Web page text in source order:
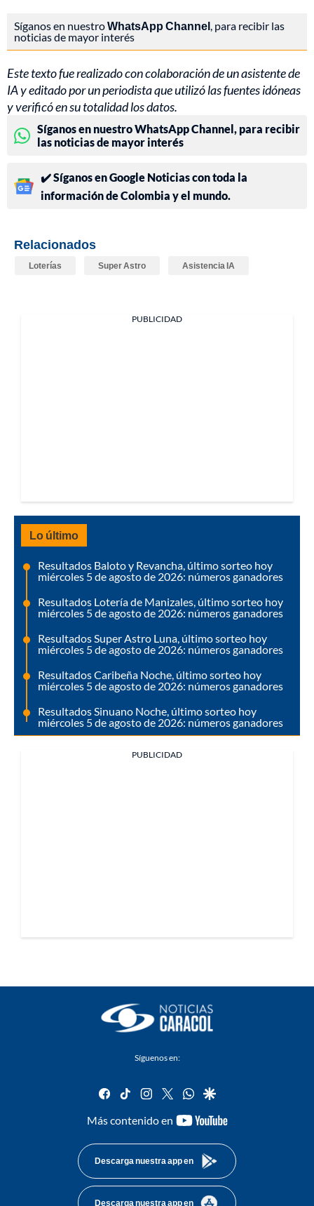
Síganos en nuestroWhatsApp Channel, para recibir las
noticias de mayor interés
Este texto fue realizado con colaboración de un asistente de
IA y editado por un periodista que utilizó las fuentes idóneas
y verificó en su totalidad los datos.
Síganos en nuestro WhatsApp Channel, para recibir
las noticias de mayor interés
✔️ Síganos en Google Noticias con toda la
información de Colombia y el mundo.
Relacionados
Loterías Super Astro Asistencia IA
PUBLICIDAD
Lo último
Resultados Baloto y Revancha, último sorteo hoy
miércoles 5 de agosto de 2026: números ganadores
Resultados Lotería de Manizales, último sorteo hoy
miércoles 5 de agosto de 2026: números ganadores
Resultados Super Astro Luna, último sorteo hoy
miércoles 5 de agosto de 2026: números ganadores
Resultados Caribeña Noche, último sorteo hoy
miércoles 5 de agosto de 2026: números ganadores
Resultados Sinuano Noche, último sorteo hoy
miércoles 5 de agosto de 2026: números ganadores
PUBLICIDAD
Síguenos en:
facebook
tiktok instagram
twitterwhatsapp
google
Más contenido en
youtube-
Descarga nuestra app en
Descarga nuestra app en